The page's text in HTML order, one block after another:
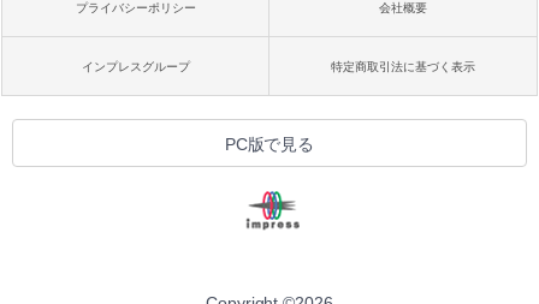
プライバシーポリシー 会社概要
インプレスグループ 特定商取引法に基づく表示
PC版で見る